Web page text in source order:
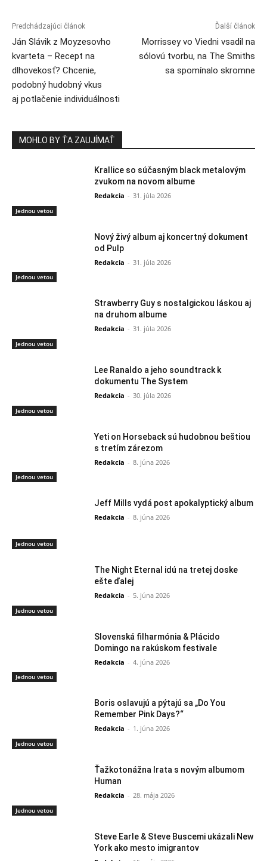
Predchádzajúci článok
Ján Slávik z Moyzesovho
kvarteta – Recept na
dlhovekosť? Chcenie,
podobný hudobný vkus
aj potlačenie individuálnosti
Ďalší článok
Morrissey vo Viedni vsadil na
sólovú tvorbu, na The Smiths
sa spomínalo skromne
MOHLO BY ŤA ZAUJÍMAŤ
Jednou vetou
Krallice so súčasným black metalovým
zvukom na novom albume
Redakcia - 31. júla 2026
Jednou vetou
Nový živý album aj koncertný dokument
od Pulp
Redakcia - 31. júla 2026
Jednou vetou
Strawberry Guy s nostalgickou láskou aj
na druhom albume
Redakcia - 31. júla 2026
Jednou vetou
Lee Ranaldo a jeho soundtrack k
dokumentu The System
Redakcia - 30. júla 2026
Jednou vetou
Yeti on Horseback sú hudobnou beštiou
s tretím zárezom
Redakcia - 8. júna 2026
Jednou vetou
Jeff Mills vydá post apokalyptický album
Redakcia - 8. júna 2026
Jednou vetou
The Night Eternal idú na tretej doske
ešte ďalej
Redakcia - 5. júna 2026
Jednou vetou
Slovenská filharmónia & Plácido
Domingo na rakúskom festivale
Redakcia - 4. júna 2026
Jednou vetou
Boris oslavujú a pýtajú sa „Do You
Remember Pink Days?“
Redakcia - 1. júna 2026
Jednou vetou
Ťažkotonážna Irata s novým albumom
Human
Redakcia - 28. mája 2026
Steve Earle & Steve Buscemi ukázali New
York ako mesto imigrantov